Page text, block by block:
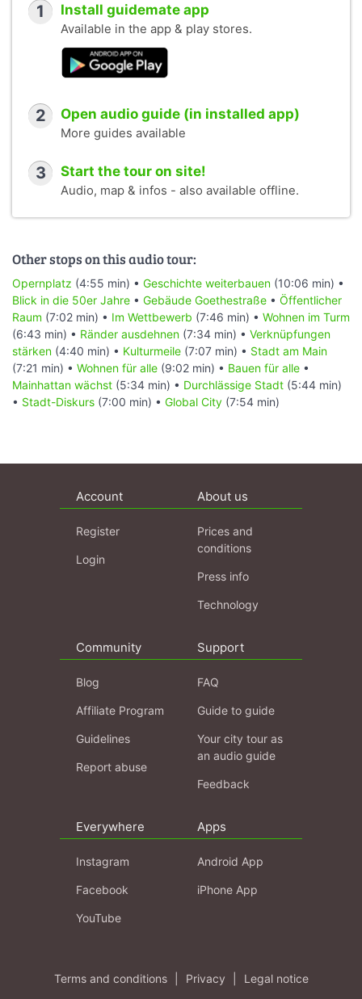
1 Install guidemate app
Available in the app & play stores.
2 Open audio guide (in installed app)
More guides available
3 Start the tour on site!
Audio, map & infos - also available offline.
Other stops on this audio tour:
Opernplatz (4:55 min) • Geschichte weiterbauen (10:06 min) •
Blick in die 50er Jahre • Gebäude Goethestraße • Öffentlicher
Raum (7:02 min) • Im Wettbewerb (7:46 min) • Wohnen im Turm
(6:43 min) • Ränder ausdehnen (7:34 min) • Verknüpfungen
stärken (4:40 min) • Kulturmeile (7:07 min) • Stadt am Main
(7:21 min) • Wohnen für alle (9:02 min) • Bauen für alle •
Mainhattan wächst (5:34 min) • Durchlässige Stadt (5:44 min)
• Stadt-Diskurs (7:00 min) • Global City (7:54 min)
Account
Register
Login
About us
Prices and
conditions
Press info
Technology
Community
Blog
Affiliate Program
Guidelines
Report abuse
Support
FAQ
Guide to guide
Your city tour as
an audio guide
Feedback
Everywhere
Instagram
Facebook
YouTube
Apps
Android App
iPhone App
Terms and conditions Privacy Legal notice